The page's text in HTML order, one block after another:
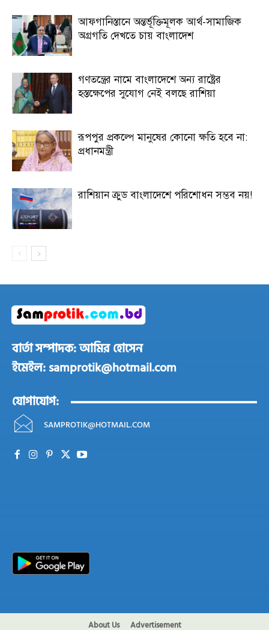
আফগানিস্তানে অন্তর্ভূক্তিমূলক আর্থ-সামাজিক
অগ্রগতি দেখতে চায় বাংলাদেশ
গণতন্ত্রের নামে বাংলাদেশে অন্য রাষ্ট্রের
হস্তক্ষেপের সুযোগ নেই বলছে রাশিয়া
রূপপুর প্রকল্পে মানুষের কোনো ক্ষতি হবে না:
প্রধানমন্ত্রী
রাশিয়ান ক্রুড বাংলাদেশে পরিশোধন সম্ভব নয়!
বার্তা সম্পাদক: আমির হোসেন
ইমেইল: samprotik@hotmail.com
যোগাযোগ:
SAMPROTIK@HOTMAIL.COM
About Us Advertisement